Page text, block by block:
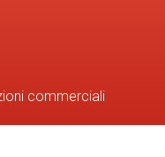
commerciali